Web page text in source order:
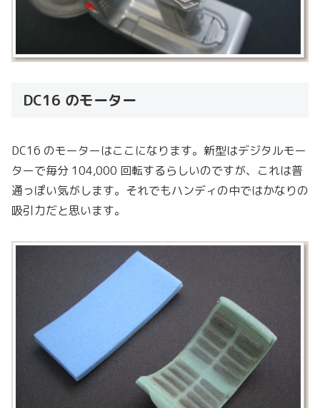
DC16 のモーター
DC16 のモーターはここになります。新型はデジタルモー
ターで毎分 104,000 回転するらしいのですが、これは普
通っぽい気がします。それでもハンディの中ではかなりの
吸引力だと思います。